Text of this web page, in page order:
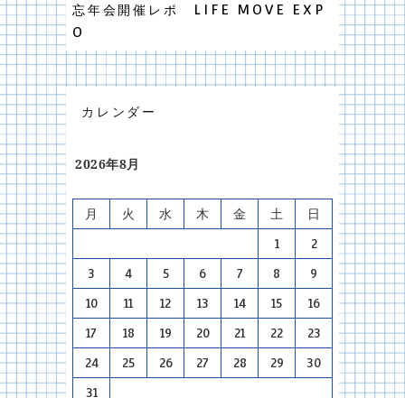
忘年会開催レポ LIFE MOVE EXP
O
カレンダー
2026年8月
月 火 水 木 金 土 日
1 2
3 4 5 6 7 8 9
10 11 12 13 14 15 16
17 18 19 20 21 22 23
24 25 26 27 28 29 30
31